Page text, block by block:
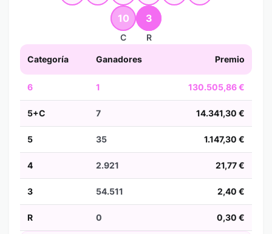
10
C
3
R
Categoría Ganadores Premio
6 1 130.505,86 €
5+C 7 14.341,30 €
5 35 1.147,30 €
4 2.921 21,77 €
3 54.511 2,40 €
R 0 0,30 €